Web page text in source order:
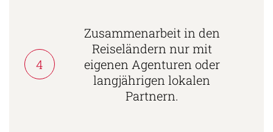
4
Zusammenarbeit in den
Reiseländern nur mit
eigenen Agenturen oder
langjährigen lokalen
Partnern.